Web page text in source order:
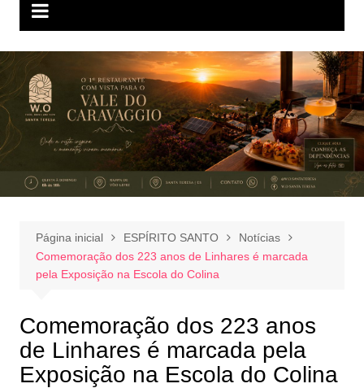
Página inicial ESPÍRITO SANTO
Notícias
Comemoração dos 223 anos de Linhares é marcada
pela Exposição na Escola do Colina
Comemoração dos 223 anos
de Linhares é marcada pela
Exposição na Escola do Colina